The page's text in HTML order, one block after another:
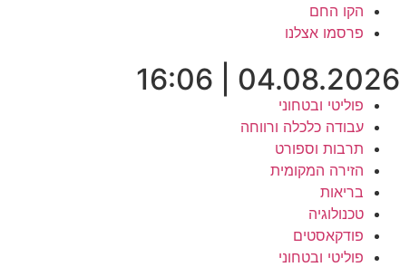
לתוכן
הקו החם
פרסמו אצלנו
04.08.2026 | 16:06
פוליטי ובטחוני
עבודה כלכלה ורווחה
תרבות וספורט
הזירה המקומית
בריאות
טכנולוגיה
פודקאסטים
פוליטי ובטחוני